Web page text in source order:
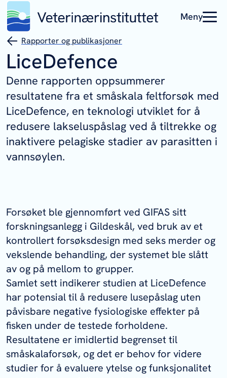
Meny
Rapporter og publikasjoner
LiceDefence
Denne rapporten oppsummerer
resultatene fra et småskala feltforsøk med
LiceDefence, en teknologi utviklet for å
redusere lakseluspåslag ved å tiltrekke og
inaktivere pelagiske stadier av parasitten i
vannsøylen.
Forsøket ble gjennomført ved GIFAS sitt
forskningsanlegg i Gildeskål, ved bruk av et
kontrollert forsøksdesign med seks merder og
vekslende behandling, der systemet ble slått
av og på mellom to grupper.
Samlet sett indikerer studien at LiceDefence
har potensial til å redusere lusepåslag uten
påvisbare negative fysiologiske effekter på
fisken under de testede forholdene.
Resultatene er imidlertid begrenset til
småskalaforsøk, og det er behov for videre
studier for å evaluere ytelse og funksjonalitet